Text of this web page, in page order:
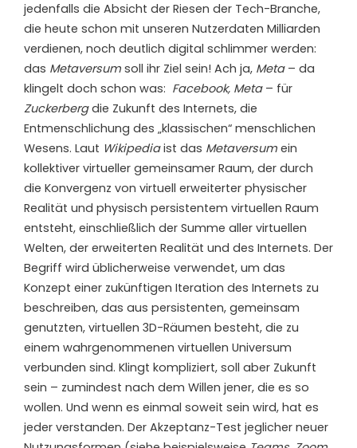
jedenfalls die Absicht der Riesen der Tech-Branche,
die heute schon mit unseren Nutzerdaten Milliarden
verdienen, noch deutlich digital schlimmer werden:
das Metaversum soll ihr Ziel sein! Ach ja, Meta– da
klingelt doch schon was: Facebook, Meta – für
Zuckerbergdie Zukunft des Internets, die
Entmenschlichung des „klassischen“ menschlichen
Wesens. Laut Wikipediaist das Metaversum ein
kollektiver virtueller gemeinsamer Raum, der durch
die Konvergenz von virtuell erweiterter physischer
Realität und physisch persistentem virtuellen Raum
entsteht, einschließlich der Summe aller virtuellen
Welten, der erweiterten Realität und des Internets. Der
Begriff wird üblicherweise verwendet, um das
Konzept einer zukünftigen Iteration des Internets zu
beschreiben, das aus persistenten, gemeinsam
genutzten, virtuellen 3D-Räumen besteht, die zu
einem wahrgenommenen virtuellen Universum
verbunden sind. Klingt kompliziert, soll aber Zukunft
sein – zumindest nach dem Willen jener, die es so
wollen. Und wenn es einmal soweit sein wird, hat es
jeder verstanden. Der Akzeptanz-Test jeglicher neuer